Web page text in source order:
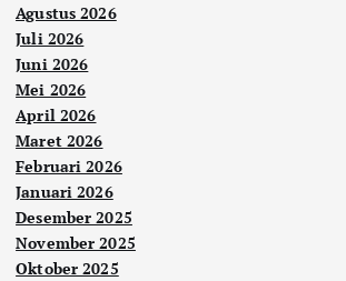
Agustus 2026
Juli 2026
Juni 2026
Mei 2026
April 2026
Maret 2026
Februari 2026
Januari 2026
Desember 2025
November 2025
Oktober 2025